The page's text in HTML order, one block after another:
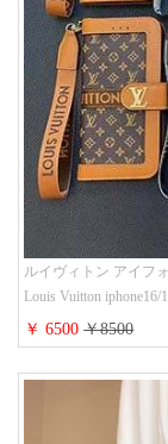
ルイヴィトン アイフ
Louis Vuitton
iphone15/14/13ケース
人 可愛い
￥ 6500￥8500